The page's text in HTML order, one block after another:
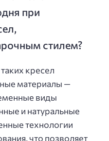
при
стилем?
кресел
материалы —
виды
и натуральные
технологии
что позволяет